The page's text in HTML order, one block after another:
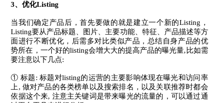
3、优化Listing
当我们确定产品后，首先要做的就是建立一个新的Listing，
Listing要从产品标题、图片、主要功能、特征、产品描述等方
面进行不断优化，后需多对比类似产品，总结自身产品的优
势所在，一个好的listing会增大大的提高产品的曝光量,比如需
要注意以下几点:
① 标题: 标题对listing的运营的主要影响体现在曝光和访问率
上, 做对产品的各类榜单以及搜索排名，以及关联推荐时都会
依据这个来, 注意主关键词是带来曝光的流量的，可以通过通